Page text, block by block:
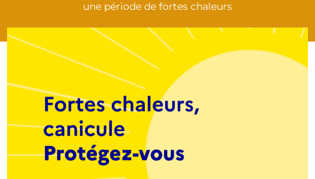
une période de fortes chaleurs